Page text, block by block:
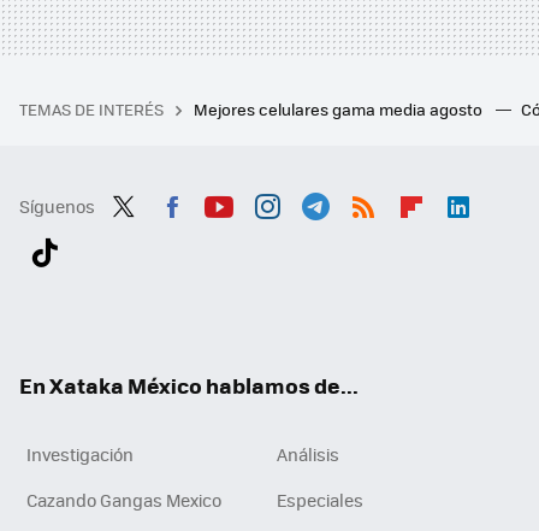
TEMAS DE INTERÉS Mejores celulares gama media agosto
Síguenos
En Xataka México hablamos de...
Investigación
Análisis
Cazando Gangas Mexico
Especiales